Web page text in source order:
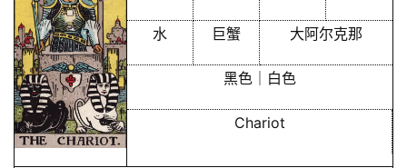
水 巨蟹 大阿尔克那
黑色｜白色
Chariot